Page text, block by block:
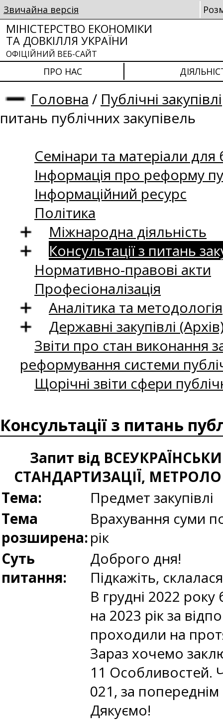
Звичайна версія
МІНІСТЕРСТВО ЕКОНОМІКИ
ТА ДОВКІЛЛЯ УКРАЇНИ
ОФІЦІЙНИЙ ВЕБ-САЙТ
ПРО НАС
Головна / Публічні закупівлі
питань публічних закупівель
Семінари та матеріали для
Інформація про реформу
Інформаційний ресурс
Політика
Міжнародна діяльність
Консультації з питань
Нормативно-правові акти
Професіоналізація
Аналітика та методологія
Державні закупівлі
Звіти про стан виконання
реформування системи
Щорічні звіти сфери
Консультації з питань
Запит від
СТАНДАРТИЗАЦІЇ,
Тема:
Предмет закупівлі
Тема
розширена:
Врахування суми
рік
Суть
питання:
Доброго дня!
Підкажіть,
В грудні 2022 року
на 2023 рік за
проходили на
Зараз хочемо
11 Особливостей.
021, за
Дякуємо!